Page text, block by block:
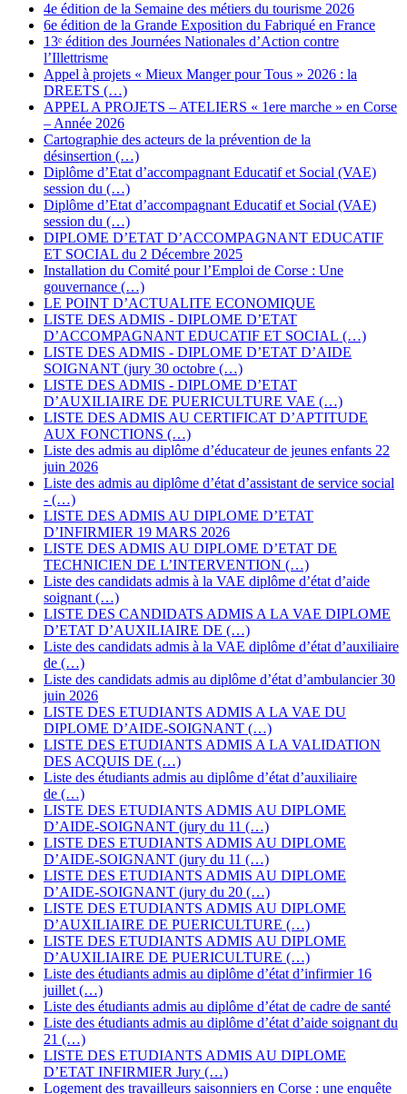
4e édition de la Semaine des métiers du tourisme 2026
6e édition de la Grande Exposition du Fabriqué en France
13ᵉ édition des Journées Nationales d’Action contre
l’Illettrisme
Appel à projets « Mieux Manger pour Tous » 2026 : la
DREETS (…)
APPEL A PROJETS – ATELIERS « 1ere marche » en Corse
– Année 2026
Cartographie des acteurs de la prévention de la
désinsertion (…)
Diplôme d’Etat d’accompagnant Educatif et Social (VAE)
session du (…)
Diplôme d’Etat d’accompagnant Educatif et Social (VAE)
session du (…)
DIPLOME D’ETAT D’ACCOMPAGNANT EDUCATIF
ET SOCIAL du 2 Décembre 2025
Installation du Comité pour l’Emploi de Corse : Une
gouvernance (…)
LE POINT D’ACTUALITE ECONOMIQUE
LISTE DES ADMIS - DIPLOME D’ETAT
D’ACCOMPAGNANT EDUCATIF ET SOCIAL (…)
LISTE DES ADMIS - DIPLOME D’ETAT D’AIDE
SOIGNANT (jury 30 octobre (…)
LISTE DES ADMIS - DIPLOME D’ETAT
D’AUXILIAIRE DE PUERICULTURE VAE (…)
LISTE DES ADMIS AU CERTIFICAT D’APTITUDE
AUX FONCTIONS (…)
Liste des admis au diplôme d’éducateur de jeunes enfants 22
juin 2026
Liste des admis au diplôme d’état d’assistant de service social
- (…)
LISTE DES ADMIS AU DIPLOME D’ETAT
D’INFIRMIER 19 MARS 2026
LISTE DES ADMIS AU DIPLOME D’ETAT DE
TECHNICIEN DE L’INTERVENTION (…)
Liste des candidats admis à la VAE diplôme d’état d’aide
soignant (…)
LISTE DES CANDIDATS ADMIS A LA VAE DIPLOME
D’ETAT D’AUXILIAIRE DE (…)
Liste des candidats admis à la VAE diplôme d’état d’auxiliaire
de (…)
Liste des candidats admis au diplôme d’état d’ambulancier 30
juin 2026
LISTE DES ETUDIANTS ADMIS A LA VAE DU
DIPLOME D’AIDE-SOIGNANT (…)
LISTE DES ETUDIANTS ADMIS A LA VALIDATION
DES ACQUIS DE (…)
Liste des étudiants admis au diplôme d’état d’auxiliaire
de (…)
LISTE DES ETUDIANTS ADMIS AU DIPLOME
D’AIDE-SOIGNANT (jury du 11 (…)
LISTE DES ETUDIANTS ADMIS AU DIPLOME
D’AIDE-SOIGNANT (jury du 11 (…)
LISTE DES ETUDIANTS ADMIS AU DIPLOME
D’AIDE-SOIGNANT (jury du 20 (…)
LISTE DES ETUDIANTS ADMIS AU DIPLOME
D’AUXILIAIRE DE PUERICULTURE (…)
LISTE DES ETUDIANTS ADMIS AU DIPLOME
D’AUXILIAIRE DE PUERICULTURE (…)
Liste des étudiants admis au diplôme d’état d’infirmier 16
juillet (…)
Liste des étudiants admis au diplôme d’état de cadre de santé
Liste des étudiants admis au diplôme d’état d’aide soignant du
21 (…)
LISTE DES ETUDIANTS ADMIS AU DIPLOME
D’ETAT INFIRMIER Jury (…)
Logement des travailleurs saisonniers en Corse : une enquête